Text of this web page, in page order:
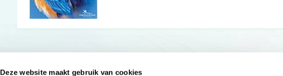
Deze website maakt gebruik van cookies